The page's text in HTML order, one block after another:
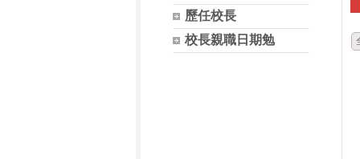
歷任校長
校長親職日期勉